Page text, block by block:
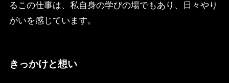
るこの仕事は、私自身の学びの場でもあり、日々やり
がいを感じています。
きっかけと想い